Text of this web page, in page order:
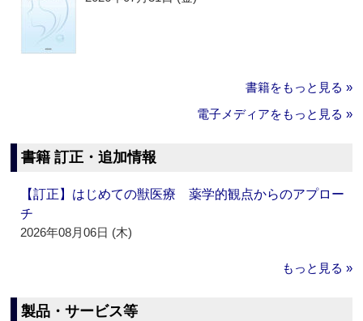
書籍をもっと見る »
電子メディアをもっと見る »
書籍 訂正・追加情報
【訂正】はじめての獣医療 薬学的観点からのアプロー
チ
2026年08月06日 (木)
もっと見る »
製品・サービス等